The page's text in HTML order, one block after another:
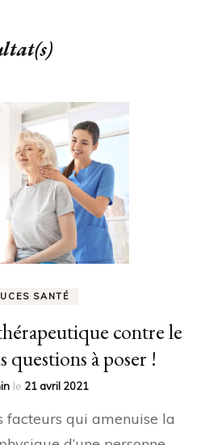
SANTÉ
contre le
questions à poser !
le 21 avril 2021
facteurs qui amenuise la